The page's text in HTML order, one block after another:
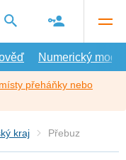
Numerický model
přeháňky nebo
kraj Přebuz